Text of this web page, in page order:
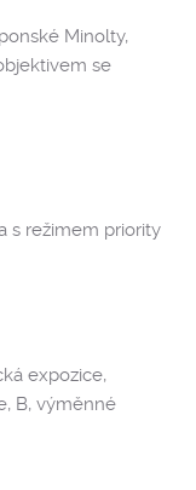
Minolty,
se
s režimem priority
expozice,
B, výměnné